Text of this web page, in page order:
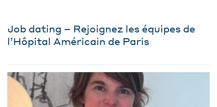
Job dating – Rejoignez les équipes de
l’Hôpital Américain de Paris